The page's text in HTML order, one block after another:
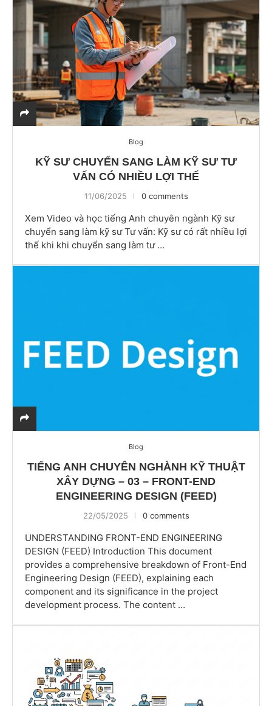
Blog
KỸ SƯ CHUYỂN SANG LÀM KỸ SƯ TƯ
VẤN CÓ NHIỀU LỢI THẾ
11/06/2025 0 comments
Xem Video và học tiếng Anh chuyên ngành Kỹ sư
chuyển sang làm kỹ sư Tư vấn: Kỹ sư có rất nhiều lợi
thế khi khi chuyển sang làm tư …
Blog
TIẾNG ANH CHUYÊN NGHÀNH KỸ THUẬT
XÂY DỰNG – 03 – FRONT-END
ENGINEERING DESIGN (FEED)
22/05/2025 0 comments
UNDERSTANDING FRONT-END ENGINEERING
DESIGN (FEED) Introduction This document
provides a comprehensive breakdown of Front-End
Engineering Design (FEED), explaining each
component and its significance in the project
development process. The content …